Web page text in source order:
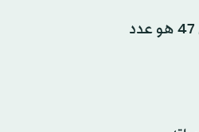
طلبت فتاة تُدعى منيرة من سلامة أن يكتب الرقم 47 على الطائرة الورقية، وعندما سألها عن سبب ذلك أوضحت أنّ 47 هو عدد